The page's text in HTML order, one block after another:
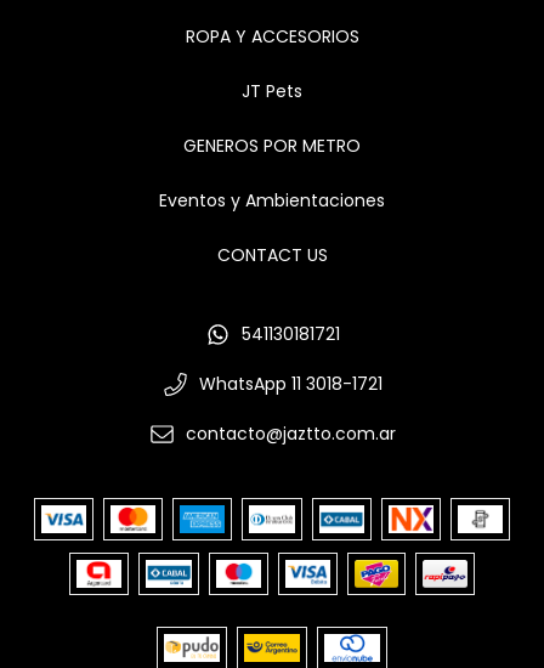
ROPA Y ACCESORIOS
JT Pets
GENEROS POR METRO
Eventos y Ambientaciones
CONTACT US
541130181721
WhatsApp 11 3018-1721
contacto@jaztto.com.ar